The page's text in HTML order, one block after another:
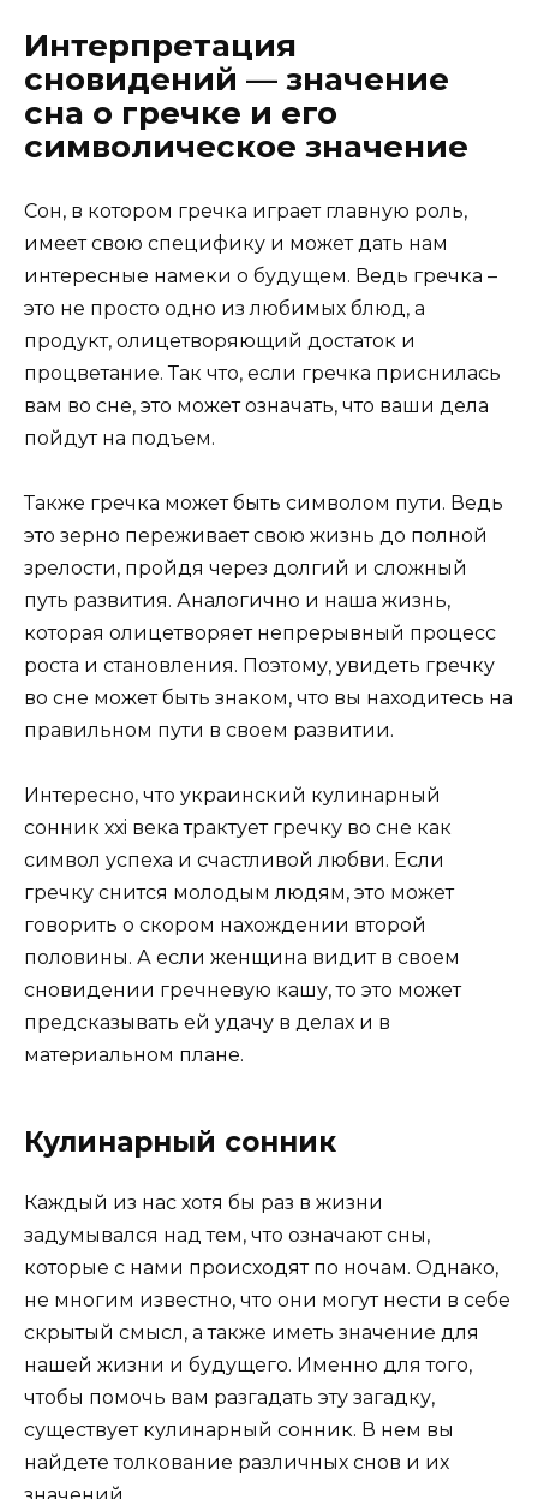
Интерпретация
сновидений — значение
сна о гречке и его
символическое значение
Сон, в котором гречка играет главную роль,
имеет свою специфику и может дать нам
интересные намеки о будущем. Ведь гречка –
это не просто одно из любимых блюд, а
продукт, олицетворяющий достаток и
процветание. Так что, если гречка приснилась
вам во сне, это может означать, что ваши дела
пойдут на подъем.
Также гречка может быть символом пути. Ведь
это зерно переживает свою жизнь до полной
зрелости, пройдя через долгий и сложный
путь развития. Аналогично и наша жизнь,
которая олицетворяет непрерывный процесс
роста и становления. Поэтому, увидеть гречку
во сне может быть знаком, что вы находитесь на
правильном пути в своем развитии.
Интересно, что украинский кулинарный
сонник ххi века трактует гречку во сне как
символ успеха и счастливой любви. Если
гречку снится молодым людям, это может
говорить о скором нахождении второй
половины. А если женщина видит в своем
сновидении гречневую кашу, то это может
предсказывать ей удачу в делах и в
материальном плане.
Кулинарный сонник
Каждый из нас хотя бы раз в жизни
задумывался над тем, что означают сны,
которые с нами происходят по ночам. Однако,
не многим известно, что они могут нести в себе
скрытый смысл, а также иметь значение для
нашей жизни и будущего. Именно для того,
чтобы помочь вам разгадать эту загадку,
существует кулинарный сонник. В нем вы
найдете толкование различных снов и их